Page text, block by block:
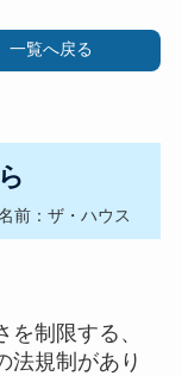
一覧へ戻る
前：ザ・ハウス
制限する、
法規制があり